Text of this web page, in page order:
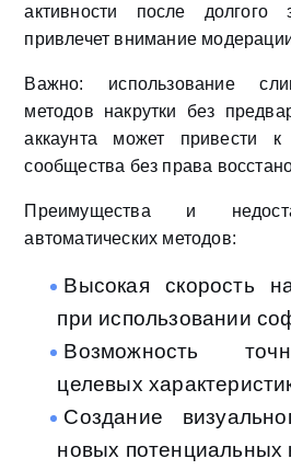
активности после долгого
привлечет внимание
Важно: использование
методов накрутки без
аккаунта может привести к
сообщества без права
Преимущества и
автоматических методов:
Высокая скорость
при использовании
Возможность
целевых
Создание
новых потенциальных